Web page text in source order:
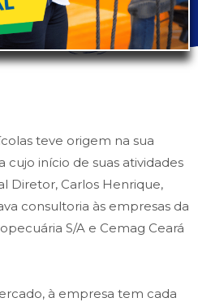
teve origem na sua
cujo início de suas atividades
Diretor, Carlos Henrique,
consultoria às empresas da
S/A e Cemag Ceará
à empresa tem cada